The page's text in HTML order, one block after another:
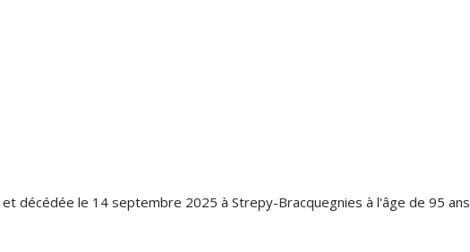
décédée le 14 septembre 2025 à Strepy-Bracquegnies à l'âge de 95 ans